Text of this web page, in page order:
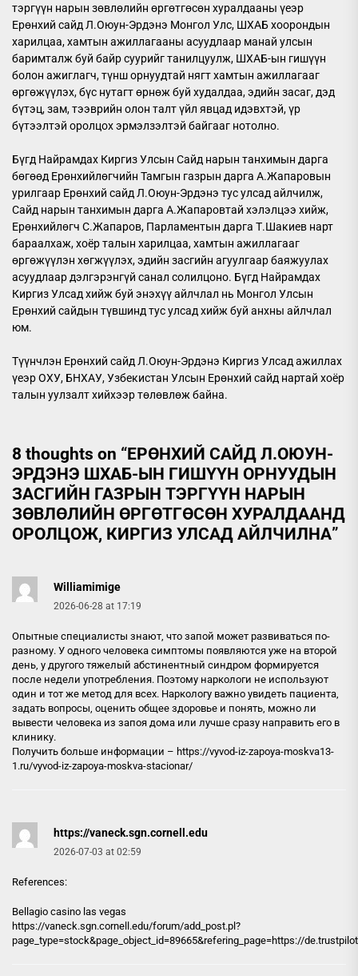
тэргүүн нарын зөвлөлийн өргөтгөсөн хуралдааны үеэр
Ерөнхий сайд Л.Оюун-Эрдэнэ Монгол Улс, ШХАБ хоорондын
харилцаа, хамтын ажиллагааны асуудлаар манай улсын
баримталж буй байр суурийг танилцуулж, ШХАБ-ын гишүүн
болон ажиглагч, түнш орнуудтай нягт хамтын ажиллагааг
өргөжүүлэх, бүс нутагт өрнөж буй худалдаа, эдийн засаг, дэд
бүтэц, зам, тээврийн олон талт үйл явцад идэвхтэй, үр
бүтээлтэй оролцох эрмэлзэлтэй байгааг нотолно.
Бүгд Найрамдах Киргиз Улсын Сайд нарын танхимын дарга
бөгөөд Ерөнхийлөгчийн Тамгын газрын дарга А.Жапаровын
урилгаар Ерөнхий сайд Л.Оюун-Эрдэнэ тус улсад айлчилж,
Сайд нарын танхимын дарга А.Жапаровтай хэлэлцээ хийж,
Ерөнхийлөгч С.Жапаров, Парламентын дарга Т.Шакиев нарт
бараалхаж, хоёр талын харилцаа, хамтын ажиллагааг
өргөжүүлэн хөгжүүлэх, эдийн засгийн агуулгаар баяжуулах
асуудлаар дэлгэрэнгүй санал солилцоно. Бүгд Найрамдах
Киргиз Улсад хийж буй энэхүү айлчлал нь Монгол Улсын
Ерөнхий сайдын түвшинд тус улсад хийж буй анхны айлчлал
юм.
Түүнчлэн Ерөнхий сайд Л.Оюун-Эрдэнэ Киргиз Улсад ажиллах
үеэр ОХУ, БНХАУ, Узбекистан Улсын Ерөнхий сайд нартай хоёр
талын уулзалт хийхээр төлөвлөж байна.
8 thoughts on “ЕРӨНХИЙ САЙД Л.ОЮУН-
ЭРДЭНЭ ШХАБ-ЫН ГИШҮҮН ОРНУУДЫН
ЗАСГИЙН ГАЗРЫН ТЭРГҮҮН НАРЫН
ЗӨВЛӨЛИЙН ӨРГӨТГӨСӨН ХУРАЛДААНД
ОРОЛЦОЖ, КИРГИЗ УЛСАД АЙЛЧИЛНА”
Williamimige
2026-06-28 at 17:19
Опытные специалисты знают, что запой может развиваться по-
разному. У одного человека симптомы появляются уже на второй
день, у другого тяжелый абстинентный синдром формируется
после недели употребления. Поэтому наркологи не используют
один и тот же метод для всех. Наркологу важно увидеть пациента,
задать вопросы, оценить общее здоровье и понять, можно ли
вывести человека из запоя дома или лучше сразу направить его в
клинику.
Получить больше информации – https://vyvod-iz-zapoya-moskva13-
1.ru/vyvod-iz-zapoya-moskva-stacionar/
https://vaneck.sgn.cornell.edu
2026-07-03 at 02:59
References:
Bellagio casino las vegas
https://vaneck.sgn.cornell.edu/forum/add_post.pl?
page_type=stock&page_object_id=89665&refering_page=https://